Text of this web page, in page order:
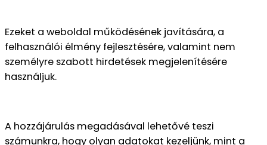
Ezeket a weboldal működésének javítására, a
felhasználói élmény fejlesztésére, valamint nem
személyre szabott hirdetések megjelenítésére
használjuk.
A hozzájárulás megadásával lehetővé teszi
számunkra, hogy olyan adatokat kezeljünk, mint a